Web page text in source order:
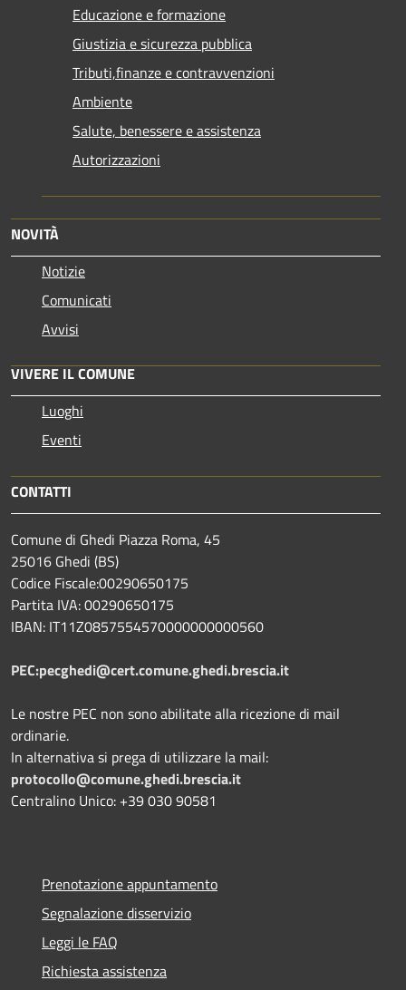
Educazione e formazione
Giustizia e sicurezza pubblica
Tributi,finanze e contravvenzioni
Ambiente
Salute, benessere e assistenza
Autorizzazioni
NOVITÀ
Notizie
Comunicati
Avvisi
VIVERE IL COMUNE
Luoghi
Eventi
CONTATTI
Comune di Ghedi Piazza Roma, 45
25016 Ghedi (BS)
Codice Fiscale:00290650175
Partita IVA: 00290650175
IBAN: IT11Z0857554570000000000560
PEC:pecghedi@cert.comune.ghedi.brescia.it
Le nostre PEC non sono abilitate alla ricezione di mail
ordinarie.
In alternativa si prega di utilizzare la mail:
protocollo@comune.ghedi.brescia.it
Centralino Unico: +39 030 90581
Prenotazione appuntamento
Segnalazione disservizio
Leggi le FAQ
Richiesta assistenza